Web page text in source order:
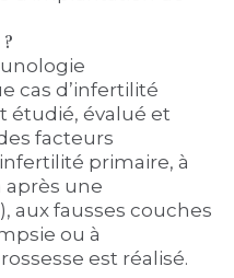
cas d’infertilité
étudié, évalué et
facteurs
primaire, à
après une
aux fausses couches
ou à
est réalisé.